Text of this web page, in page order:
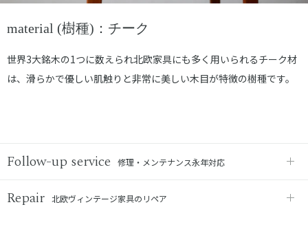
material (樹種)：チーク
世界3大銘木の1つに数えられ北欧家具にも多く用いられるチーク材
は、滑らかで優しい肌触りと非常に美しい木目が特徴の樹種です。
Follow-up service 修理・メンテナンス永年対応
Repair 北欧ヴィンテージ家具のリペア